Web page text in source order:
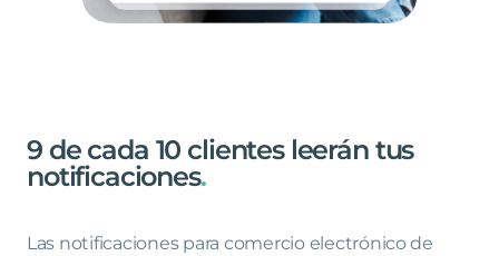
9 de cada 10 clientes leerán tus
notificaciones.
Las notificaciones para comercio electrónico de